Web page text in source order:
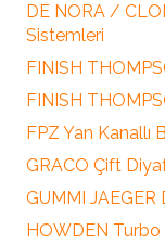
DE NORA /
Sistemleri
FINISH
FINISH
FPZ Yan Kanallı
GRACO Çift
GUMMI
HOWDEN